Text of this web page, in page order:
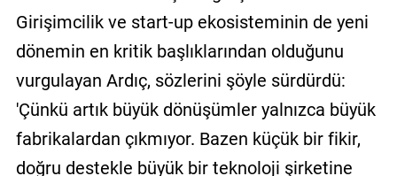
Girişimcilik ve start-up ekosisteminin de yeni
dönemin en kritik başlıklarından olduğunu
vurgulayan Ardıç, sözlerini şöyle sürdürdü:
'Çünkü artık büyük dönüşümler yalnızca büyük
fabrikalardan çıkmıyor. Bazen küçük bir fikir,
doğru destekle büyük bir teknoloji şirketine